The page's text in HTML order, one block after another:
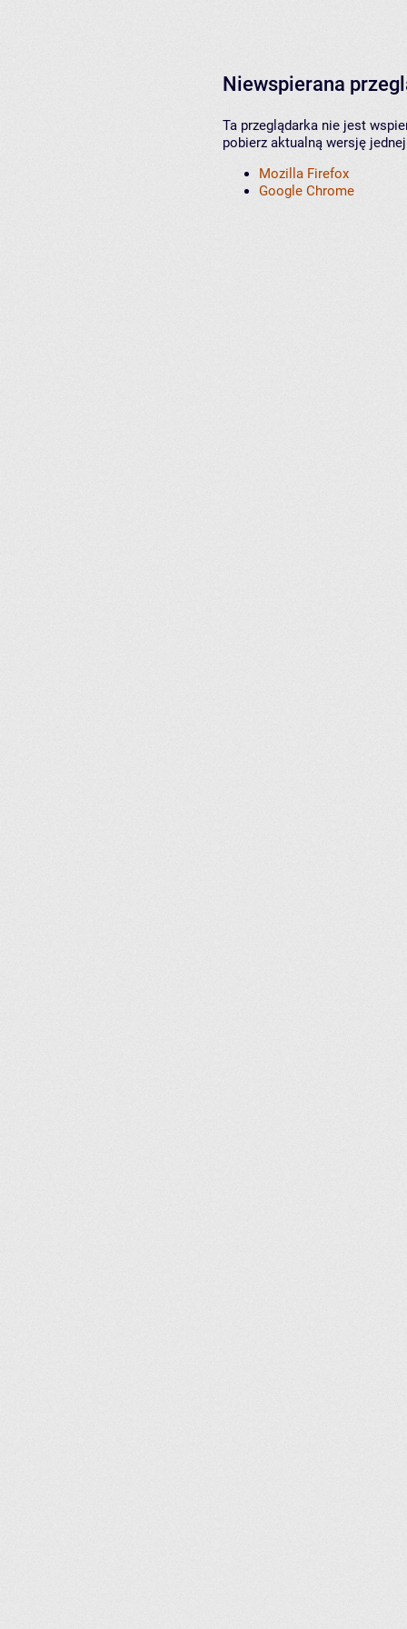
Niewspierana
Ta przeglądarka nie jest
pobierz aktualną wersję
Mozilla Firefox
Google Chrome